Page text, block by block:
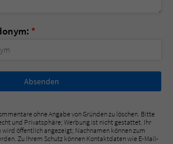
*
ohne Angabe von Gründen zu löschen. Bitte
und Privatsphäre; Werbung ist nicht gestattet. Ihr
wird öffentlich angezeigt; Nachnamen können zum
Zu Ihrem Schutz können Kontaktdaten wie E-Mail-